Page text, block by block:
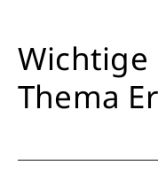
Wichtige
Thema